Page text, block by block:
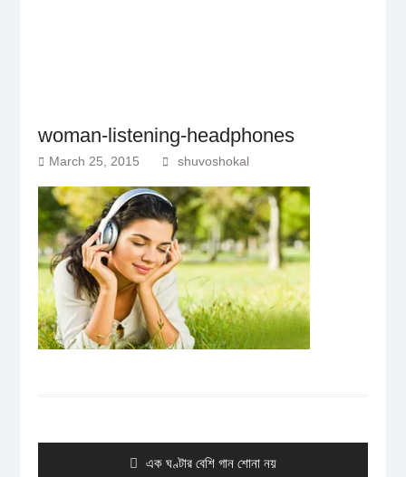
woman-listening-headphones
March 25, 2015 shuvoshokal
Previous
এক ঘণ্টার বেশি গান শোনা নয়